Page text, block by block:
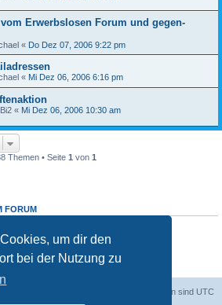
um dir den
bei der Nutzung zu
Erwerbslosen Forum und gegen-
« Do Dez 07, 2006 9:22 pm
« Mi Dez 06, 2006 6:16 pm
« Mi Dez 06, 2006 10:30 am
Themen • Seite 1 von 1
FORUM
in diesem Forum erstellen.
Forumnichtändern.
Forum nicht löschen.
Alle Zeiten sind UTC